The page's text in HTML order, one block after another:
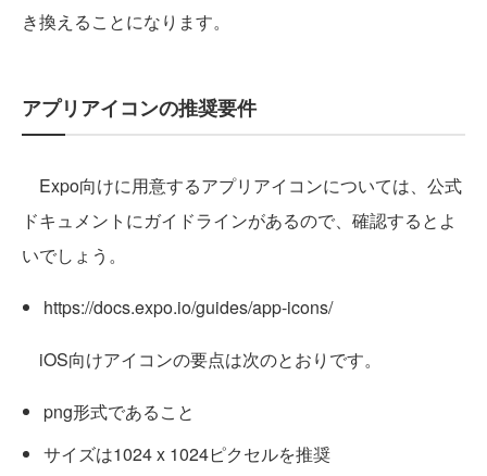
き換えることになります。
アプリアイコンの推奨要件
Expo向けに用意するアプリアイコンについては、公式
ドキュメントにガイドラインがあるので、確認するとよ
いでしょう。
https://docs.expo.io/guides/app-icons/
iOS向けアイコンの要点は次のとおりです。
png形式であること
サイズは1024 x 1024ピクセルを推奨